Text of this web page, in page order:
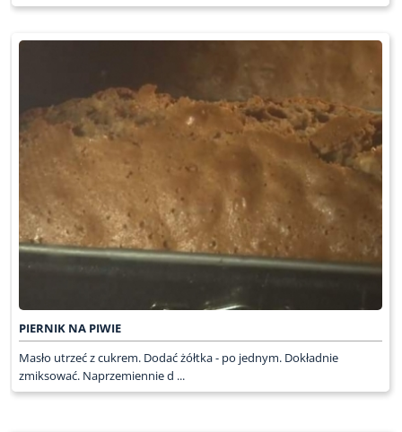
PIERNIK NA PIWIE
Masło utrzeć z cukrem. Dodać żółtka - po jednym. Dokładnie
zmiksować. Naprzemiennie d ...